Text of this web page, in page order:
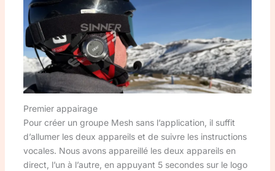
Premier appairage
Pour créer un groupe Mesh sans l’application, il suffit
d’allumer les deux appareils et de suivre les instructions
vocales. Nous avons appareillé les deux appareils en
direct, l’un à l’autre, en appuyant 5 secondes sur le logo